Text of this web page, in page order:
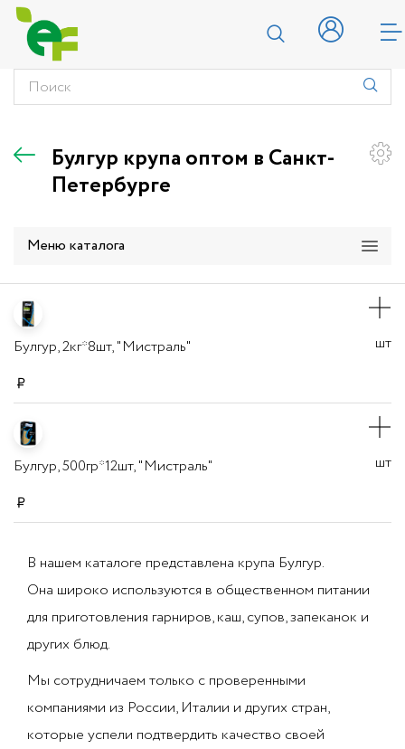
Булгур крупа оптом в Санкт-
Петербурге
Меню каталога
Булгур, 2кг*8шт, "Мистраль" шт
Булгур, 500гр*12шт, "Мистраль" шт
В нашем каталоге представлена крупа Булгур.
Она широко используются в общественном питании
для приготовления гарниров, каш, супов, запеканок и
других блюд.
Мы сотрудничаем только с проверенными
компаниями из России, Италии и других стран,
которые успели подтвердить качество своей